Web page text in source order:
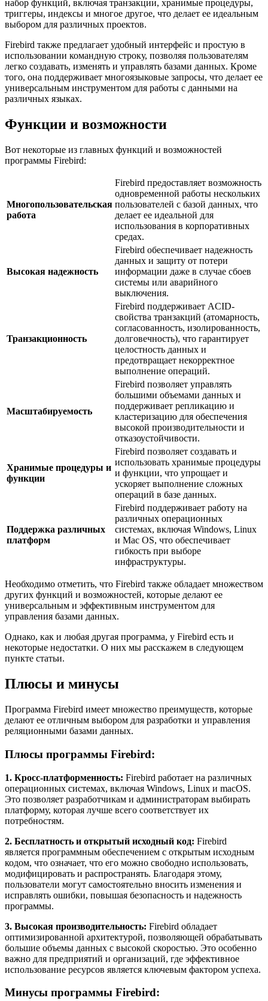
набор функций, включая транзакции, хранимые процедуры,
триггеры, индексы и многое другое, что делает ее идеальным
выбором для различных проектов.
Firebird также предлагает удобный интерфейс и простую в
использовании командную строку, позволяя пользователям
легко создавать, изменять и управлять базами данных. Кроме
того, она поддерживает многоязыковые запросы, что делает ее
универсальным инструментом для работы с данными на
различных языках.
Функции и возможности
Вот некоторые из главных функций и возможностей
программы Firebird:
Многопользовательская
работа
Firebird предоставляет возможность
одновременной работы нескольких
пользователей с базой данных, что
делает ее идеальной для
использования в корпоративных
средах.
Высокая надежность
Firebird обеспечивает надежность
данных и защиту от потери
информации даже в случае сбоев
системы или аварийного
выключения.
Транзакционность
Firebird поддерживает ACID-
свойства транзакций (атомарность,
согласованность, изолированность,
долговечность), что гарантирует
целостность данных и
предотвращает некорректное
выполнение операций.
Масштабируемость
Firebird позволяет управлять
большими объемами данных и
поддерживает репликацию и
кластеризацию для обеспечения
высокой производительности и
отказоустойчивости.
Хранимые процедуры и
функции
Firebird позволяет создавать и
использовать хранимые процедуры
и функции, что упрощает и
ускоряет выполнение сложных
операций в базе данных.
Поддержка различных
платформ
Firebird поддерживает работу на
различных операционных
системах, включая Windows, Linux
и Mac OS, что обеспечивает
гибкость при выборе
инфраструктуры.
Необходимо отметить, что Firebird также обладает множеством
других функций и возможностей, которые делают ее
универсальным и эффективным инструментом для
управления базами данных.
Однако, как и любая другая программа, у Firebird есть и
некоторые недостатки. О них мы расскажем в следующем
пункте статьи.
Плюсы и минусы
Программа Firebird имеет множество преимуществ, которые
делают ее отличным выбором для разработки и управления
реляционными базами данных.
Плюсы программы Firebird:
1. Кросс-платформенность: Firebird работает на различных
операционных системах, включая Windows, Linux и macOS.
Это позволяет разработчикам и администраторам выбирать
платформу, которая лучше всего соответствует их
потребностям.
2. Бесплатность и открытый исходный код: Firebird
является программным обеспечением с открытым исходным
кодом, что означает, что его можно свободно использовать,
модифицировать и распространять. Благодаря этому,
пользователи могут самостоятельно вносить изменения и
исправлять ошибки, повышая безопасность и надежность
программы.
3. Высокая производительность: Firebird обладает
оптимизированной архитектурой, позволяющей обрабатывать
большие объемы данных с высокой скоростью. Это особенно
важно для предприятий и организаций, где эффективное
использование ресурсов является ключевым фактором успеха.
Минусы программы Firebird: